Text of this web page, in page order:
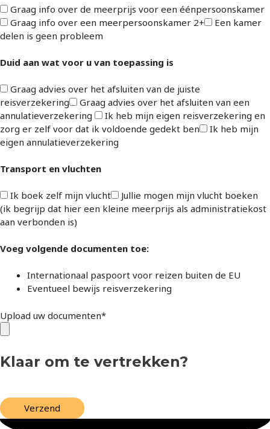
Graag info over de meerprijs voor een éénpersoonskamer
Graag info over een meerpersoonskamer 2+
Een kamer
delen is geen probleem
Duid aan wat voor u van toepassing is
Graag advies over het afsluiten van de juiste
reisverzekering
Graag advies over het afsluiten van een
annulatieverzekering
Ik heb mijn eigen reisverzekering en
zorg er zelf voor dat ik voldoende gedekt ben
Ik heb mijn
eigen annulatieverzekering
Transport en vluchten
Ik boek zelf mijn vlucht
Jullie mogen mijn vlucht boeken
(ik begrijp dat hier een kleine meerprijs als administratiekost
aan verbonden is)
Voeg volgende documenten toe:
Internationaal paspoort voor reizen buiten de EU
Eventueel bewijs reisverzekering
Upload uw documenten*
Klaar om te vertrekken?
Verzend